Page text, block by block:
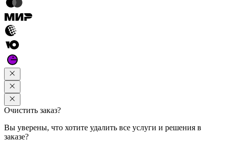
Очистить заказ?
Вы уверены, что хотите удалить все услуги и решения в
заказе?